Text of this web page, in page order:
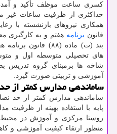
کسری ساعت موظف تأکید و
حداکثری از ظرفیت ساعات غیر
قانون برنامه هفتم و به کارگیری
بند (ت) ماده (۸۸)
های تحصیلی متوسطه اول و
شاخه ها برمبنای گروه تدریس
آموزشی و تربیتی صورت گیرد.
ساماندهی مدارس کمتر از
ساماندهی مدارس کمتر از حد
پایه با استفاده بهینه از
روستا مرکزی و آموزش در محیط
منظور ارتقاء کیفیت آموزشی و